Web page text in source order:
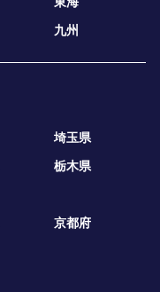
九州
埼玉県
栃木県
京都府